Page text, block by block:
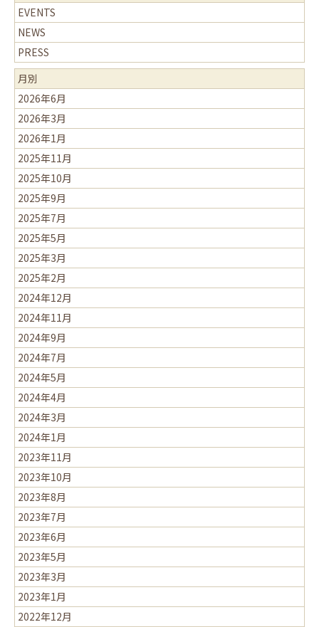
EVENTS
NEWS
PRESS
月別
2026年6月
2026年3月
2026年1月
2025年11月
2025年10月
2025年9月
2025年7月
2025年5月
2025年3月
2025年2月
2024年12月
2024年11月
2024年9月
2024年7月
2024年5月
2024年4月
2024年3月
2024年1月
2023年11月
2023年10月
2023年8月
2023年7月
2023年6月
2023年5月
2023年3月
2023年1月
2022年12月